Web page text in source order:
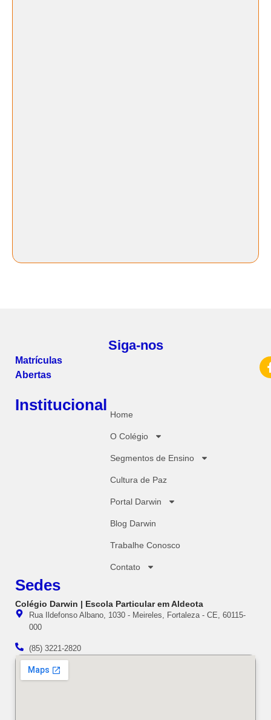
Matrículas
Abertas
Siga-nos
Institucional
Home
O Colégio
Segmentos de Ensino
Cultura de Paz
Portal Darwin
Blog Darwin
Trabalhe Conosco
Contato
Sedes
Colégio Darwin | Escola Particular em Aldeota
Rua Ildefonso Albano, 1030 - Meireles, Fortaleza - CE, 60115-
000
(85) 3221-2820